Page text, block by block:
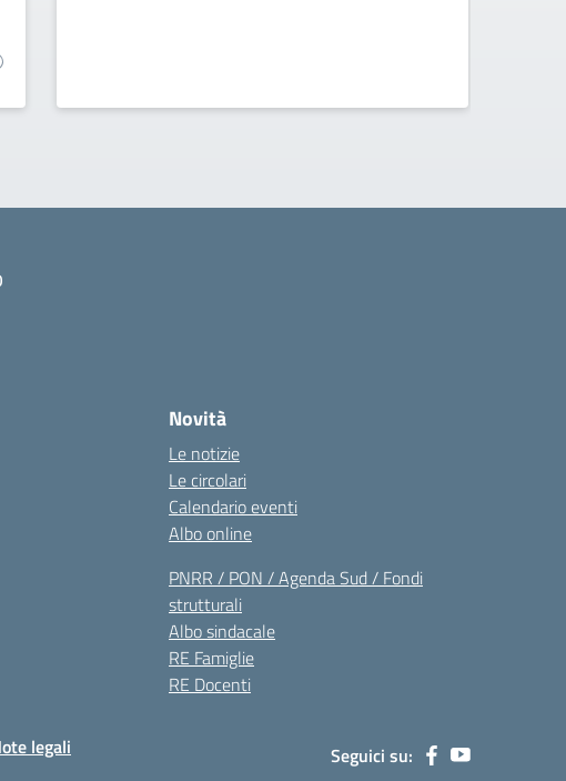
Novità
Le notizie
Le circolari
Calendario eventi
Albo online
PNRR / PON / Agenda Sud / Fondi
strutturali
Albo sindacale
RE Famiglie
RE Docenti
legali Seguici su: